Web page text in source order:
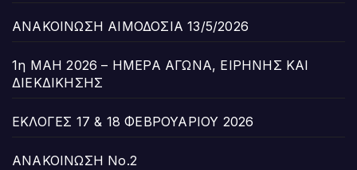
ΑΝΑΚΟΙΝΩΣΗ ΑΙΜΟΔΟΣΙΑ 13/5/2026
1η ΜΑΗ 2026 – ΗΜΕΡΑ ΑΓΩΝΑ, ΕΙΡΗΝΗΣ ΚΑΙ
ΔΙΕΚΔΙΚΗΣΗΣ
ΕΚΛΟΓΕΣ 17 & 18 ΦΕΒΡΟΥΑΡΙΟΥ 2026
ΑΝΑΚΟΙΝΩΣΗ Νο.2